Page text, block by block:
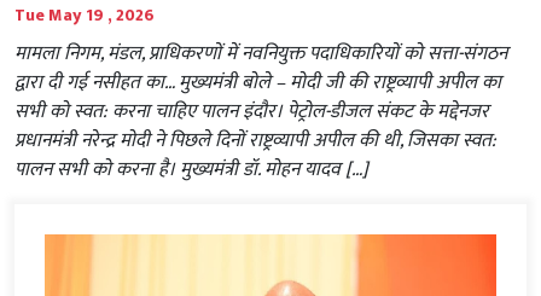
Tue May 19 , 2026
मामला निगम, मंडल, प्राधिकरणों में नवनियुक्त पदाधिकारियों को सत्ता-संगठन
द्वारा दी गई नसीहत का… मुख्यमंत्री बोले – मोदी जी की राष्ट्रव्यापी अपील का
सभी को स्वत: करना चाहिए पालन इंदौर। पेट्रोल-डीजल संकट के मद्देनजर
प्रधानमंत्री नरेन्द्र मोदी ने पिछले दिनों राष्ट्रव्यापी अपील की थी, जिसका स्वत:
पालन सभी को करना है। मुख्यमंत्री डॉ. मोहन यादव […]